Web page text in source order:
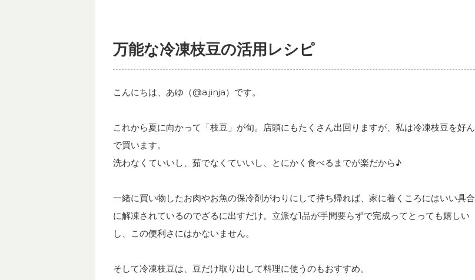
万能な冷凍枝豆の活用レシピ
こんにちは、あゆ（@a.jinja）です。
これから夏に向かって「枝豆」が旬。店頭にもたくさん出回りますが、私は冷凍枝豆を好ん
で買います。
洗わなくていいし、茹でなくていいし、とにかく食べるまでが楽だから♪
一緒に買い物したお肉やお魚の保冷剤がわりにして持ち帰れば、家に着くころにはいい具合
に解凍されているのでざるに出すだけ。立派な1品が手間要らずで完成ってとっても嬉しい
し、この便利さにはかないません。
そして冷凍枝豆は、豆だけ取り出して料理に使うのもおすすめ。